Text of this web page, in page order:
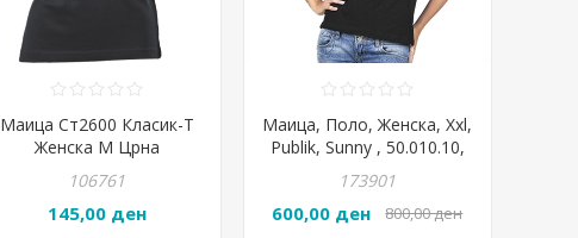
Маица Ст2600 Класик-Т
Женска М Црна
106761
145,00 ден
Маица, Поло, Женска, Xxl,
Publik, Sunny , 50.010.10,
173901
600,00 ден 800,00 ден